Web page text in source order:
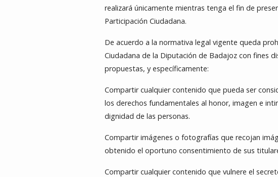
realizará únicamente mientras tenga el fin de
Participación Ciudadana.
De acuerdo a la normativa legal vigente queda
Ciudadana de la Diputación de Badajoz con fines
propuestas, y específicamente:
Compartir cualquier contenido que pueda ser
los derechos fundamentales al honor, imagen e
dignidad de las personas.
Compartir imágenes o fotografías que recojan
obtenido el oportuno consentimiento de sus
Compartir cualquier contenido que vulnere el